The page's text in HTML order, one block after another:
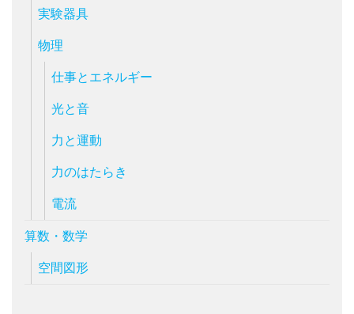
実験器具
物理
仕事とエネルギー
光と音
力と運動
力のはたらき
電流
算数・数学
空間図形